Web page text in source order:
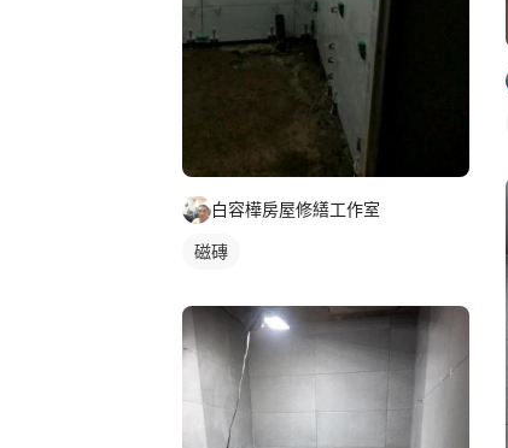
白容樺房屋修繕工作室
磁磚